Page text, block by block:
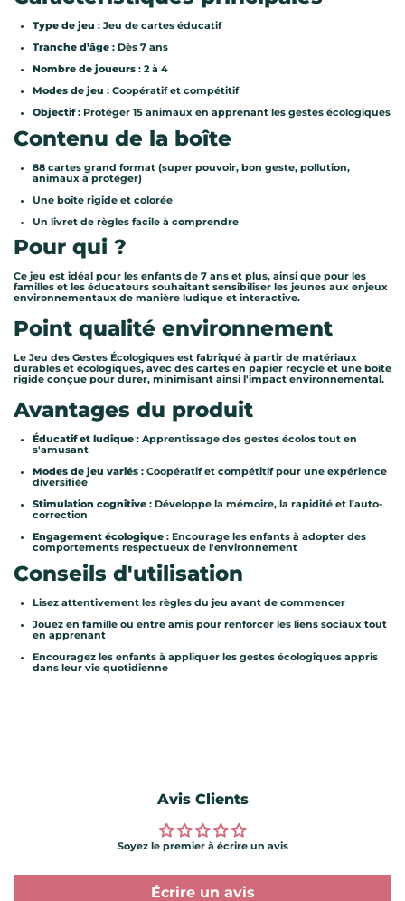
Type de jeu : Jeu de cartes éducatif
Tranche d’âge : Dès 7 ans
Nombre de joueurs : 2 à 4
Modes de jeu : Coopératif et compétitif
Objectif: Protéger 15 animaux en apprenant les gestes écologiques
Contenu de la boîte
88 cartes grand format (super pouvoir, bon geste, pollution,
animaux à protéger)
Une boîte rigide et colorée
Un livret de règles facile à comprendre
Pour qui ?
Ce jeu est idéal pour les enfants de 7 ans et plus, ainsi que pour les
familles et les éducateurs souhaitant sensibiliser les jeunes aux enjeux
environnementaux de manière ludique et interactive.
Point qualité environnement
Le Jeu des Gestes Écologiques est fabriqué à partir de matériaux
durables et écologiques, avec des cartes en papier recyclé et une boîte
rigide conçue pour durer, minimisant ainsi l'impact environnemental.
Avantages du produit
Éducatif et ludique : Apprentissage des gestes écolos tout en
s'amusant
Modes de jeu variés : Coopératif et compétitif pour une expérience
diversifiée
Stimulation cognitive : Développe la mémoire, la rapidité et l’auto-
correction
Engagement écologique : Encourage les enfants à adopter des
comportements respectueux de l'environnement
Conseils d'utilisation
Lisez attentivement les règles du jeu avant de commencer
Jouez en famille ou entre amis pour renforcer les liens sociaux tout
en apprenant
Encouragez les enfants à appliquer les gestes écologiques appris
dans leur vie quotidienne
Avis Clients
Soyez le premier à écrire un avis
Écrire un avis